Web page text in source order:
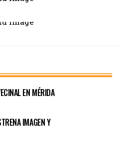
EN MÉRIDA
IMAGEN Y